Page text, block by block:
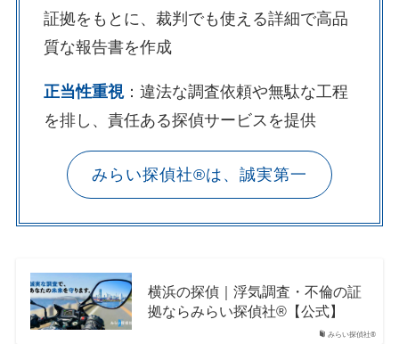
証拠をもとに、裁判でも使える詳細で高品
質な報告書を作成
正当性重視：違法な調査依頼や無駄な工程
を排し、責任ある探偵サービスを提供
みらい探偵社®︎は、誠実第一
みらい探偵社®︎
横浜の探偵｜浮気調査・不倫の証
拠ならみらい探偵社®︎【公式】